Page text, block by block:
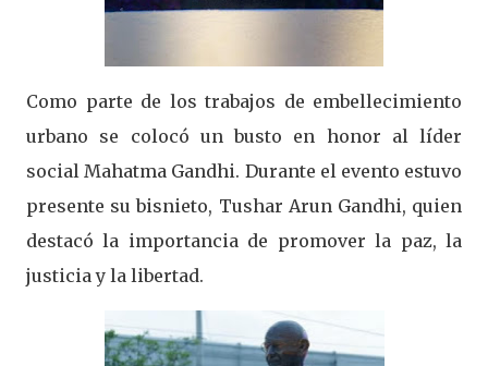
Como parte de los trabajos de embellecimiento
urbano se colocó un busto en honor al líder
social Mahatma Gandhi. Durante el evento estuvo
presente su bisnieto, Tushar Arun Gandhi, quien
destacó la importancia de promover la paz, la
justicia y la libertad.